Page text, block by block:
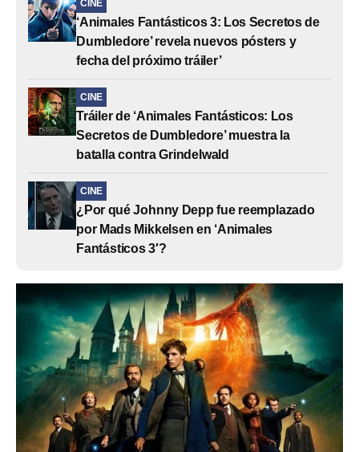
CINE
‘Animales Fantásticos 3: Los Secretos de
Dumbledore’ revela nuevos pósters y
fecha del próximo tráiler’
CINE
Tráiler de ‘Animales Fantásticos: Los
Secretos de Dumbledore’ muestra la
batalla contra Grindelwald
CINE
¿Por qué Johnny Depp fue reemplazado
por Mads Mikkelsen en ‘Animales
Fantásticos 3′?